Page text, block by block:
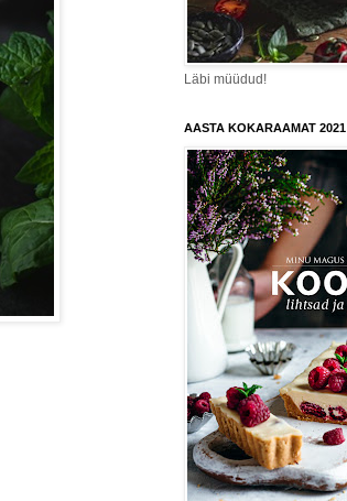
Läbi müüdud!
AASTA KOKARAAMAT 2021